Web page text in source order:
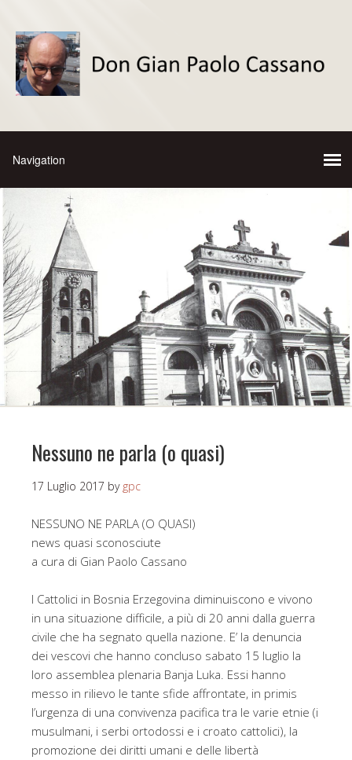
Nessuno ne parla (o quasi)
17 Luglio 2017 by gpc
NESSUNO NE PARLA (O QUASI)
news quasi sconosciute
a cura di Gian Paolo Cassano
I Cattolici in Bosnia Erzegovina diminuiscono e vivono
in una situazione difficile, a più di 20 anni dalla guerra
civile che ha segnato quella nazione. E’ la denuncia
dei vescovi che hanno concluso sabato 15 luglio la
loro assemblea plenaria Banja Luka. Essi hanno
messo in rilievo le tante sfide affrontate, in primis
l’urgenza di una convivenza pacifica tra le varie etnie (i
musulmani, i serbi ortodossi e i croato cattolici), la
promozione dei diritti umani e delle libertà